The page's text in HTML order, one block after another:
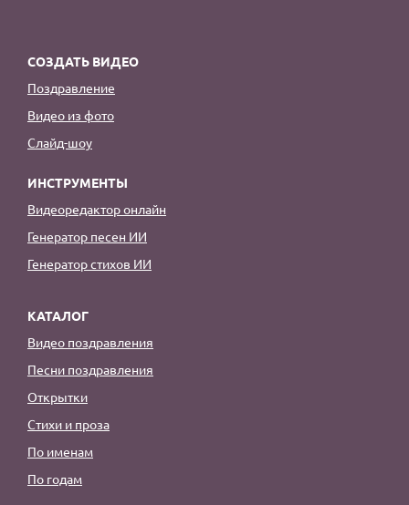
СОЗДАТЬ ВИДЕО
Поздравление
Видео из фото
Слайд-шоу
ИНСТРУМЕНТЫ
Видеоредактор онлайн
Генератор песен ИИ
Генератор стихов ИИ
КАТАЛОГ
Видео поздравления
Песни поздравления
Открытки
Стихи и проза
По именам
По годам